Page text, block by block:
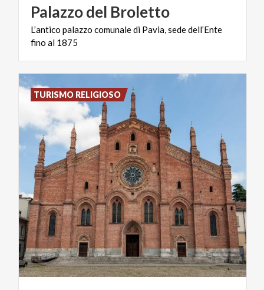
Palazzodel Broletto
L’antico palazzo comunaledi Pavia,sededell’Ente
fino al 1875
TURISMO RELIGIOSO